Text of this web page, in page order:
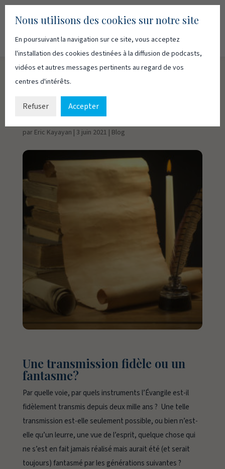
La transmission fidèle
de l’Évangile
par Eric Kayayan | 3 juin 2021 | Blog
Une transmission fidèle ou un
fantasme?
Par quelle voie, par quels instruments l’Évangile est-il
fidèlement transmis depuis deux mille ans ? Une telle
transmission est-elle seulement possible, ou bien n’est-
elle qu’un leurre, une vue de l’esprit, quelque chose qui
ne s’est en fait jamais réalisé mais aurait été (et serait
toujours) fantasmé par les générations suivantes ?
Nous utilisons des cookies sur notre site
En poursuivant la navigation sur ce site, vous acceptez
l'installation des cookies destinées à la diffusion de podcasts,
vidéos et autres messages pertinents au regard de vos
centres d'intérêts.
Refuser Accepter